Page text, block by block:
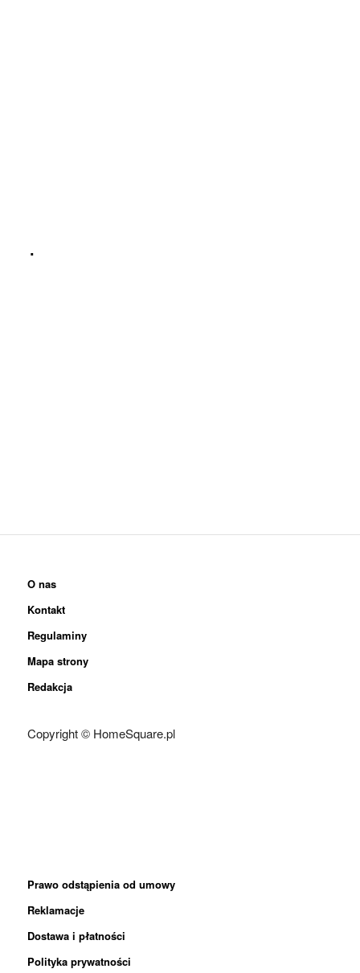
O nas
Kontakt
Regulaminy
Mapa strony
Redakcja
Copyright © HomeSquare.pl
Prawo odstąpienia od umowy
Reklamacje
Dostawa i płatności
Polityka prywatności